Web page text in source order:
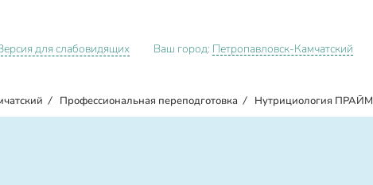
для слабовидящих Ваш город: Петропавловск-Камчатский
/ Профессиональная переподготовка / Нутрициология ПРАЙМ